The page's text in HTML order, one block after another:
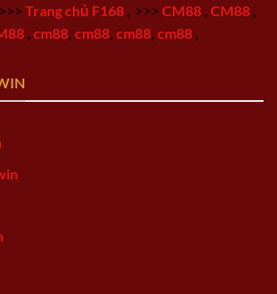
>>> Trang chủ F168 >>> CM88 CM88
cm88 cm88 cm88 cm88